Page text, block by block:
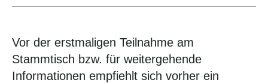
Vor der erstmaligen Teilnahme am
Stammtisch bzw. für weitergehende
Informationen empfiehlt sich vorher ein